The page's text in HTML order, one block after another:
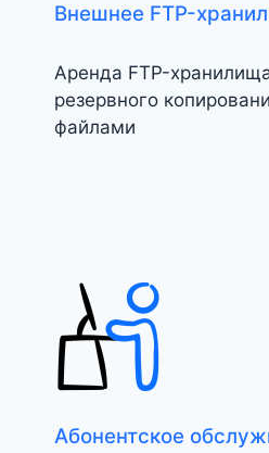
Внешнее FTP-
Аренда FTP-
резервного
файлами
Абонентское